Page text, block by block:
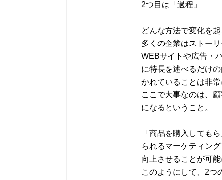
2つ目は「過程」
どんな方法で変化を
多くの企業はストー
WEBサイトや広告・
に特長を述べるだけ
かれていることは非
ここで大事なのは、
になるということ。
「商品を購入しても
られるマーケティン
向上させることが可
このようにして、2つ